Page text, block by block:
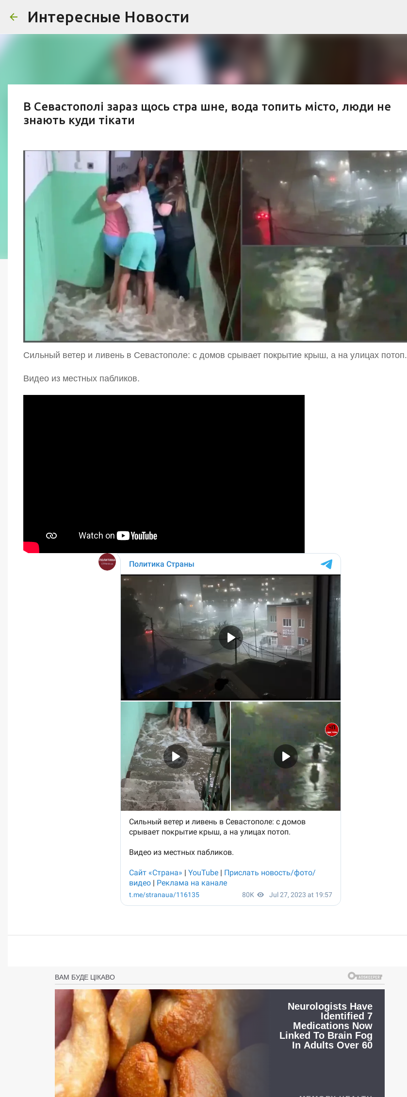
Интересные Новости
В Севастополі зараз щось стра шне, вода топить місто, люди не
знають куди тікати
Сильный ветер и ливень в Севастополе: с домов срывает покрытие крыш, а на улицах потоп.
Видео из местных пабликов.